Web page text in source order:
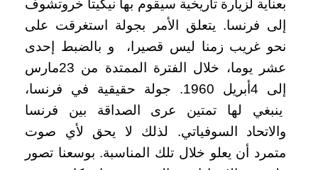
بعناية لزيارة تاريخية سيقوم بها نيكيتا خروتشوف
إلى فرنسا. يتعلق الأمر بجولة استغرقت على
نحو غريب زمنا ليس قصيرا، و بالضبط إحدى
عشر يوما، خلال الفترة الممتدة من 23مارس
إلى 4أبريل 1960. جولة حقيقية في فرنسا،
ينبغي لها تمتين عرى الصداقة بين فرنسا
والاتحاد السوفياتي. لذلك لا يحق لأي صوت
متمرد أن يعلو خلال تلك المناسبة. بوسعنا تصور